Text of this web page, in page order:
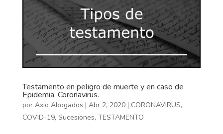
Testamento en peligro de muerte y en caso de
Epidemia. Coronavirus.
por Axio Abogados | Abr 2, 2020| CORONAVIRUS,
COVID-19, Sucesiones, TESTAMENTO